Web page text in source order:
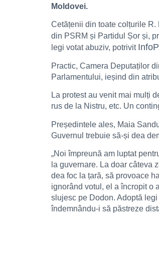
Moldovei.
Cetățenii din toate colțurile
din PSRM și Partidul Șor și,
legi votat abuziv, potrivit
Practic, Camera Deputaților
Parlamentului, ieșind din
La protest au venit mai mulți
rus de la Nistru, etc. Un
Președintele ales, Maia
Guvernul trebuie să-și dea
„Noi împreună am luptat
la guvernare. La doar câteva
dea foc la țară, să provoace
ignorând votul, el a încropit o
slujesc pe Dodon. Adoptă
îndemnându-i să păstreze